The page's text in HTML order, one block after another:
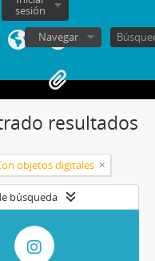
sesión
Navegar
resultados
objetos digitales
búsqueda